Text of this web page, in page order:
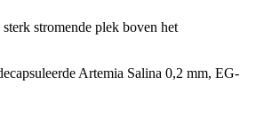
stromende plek boven het
Artemia Salina 0,2 mm, EG-